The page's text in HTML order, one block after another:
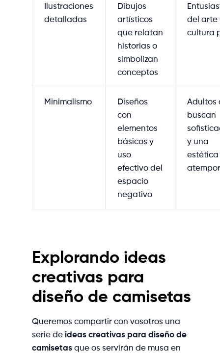
Ilustraciones
detalladas
Dibujos
artísticos
que relatan
historias o
simbolizan
conceptos
del arte
cultura
Minimalismo
Diseños
con
elementos
básicos y
uso
efectivo del
espacio
negativo
Adultos
buscan
y una
estética
Explorando ideas
creativas para
diseño de camisetas
Queremos compartir con vosotros una
serie de ideas creativas para diseño de
camisetas que os servirán de musa en